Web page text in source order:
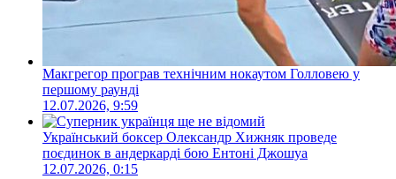
Макгрегор програв технічним нокаутом Голловею у
першому раунді
12.07.2026, 9:59
Український боксер Олександр Хижняк проведе
поєдинок в андеркарді бою Ентоні Джошуа
12.07.2026, 0:15